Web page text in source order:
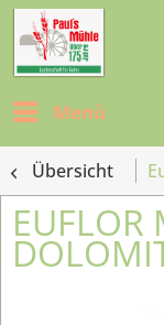
Menü
Übersicht
EUFLOR